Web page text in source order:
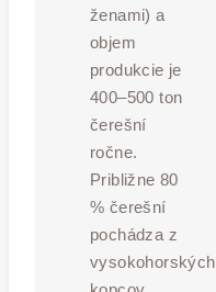
ženami) a
objem
produkcie je
400–500 ton
čerešní
ročne.
Približne 80
% čerešní
pochádza z
vysokohorských